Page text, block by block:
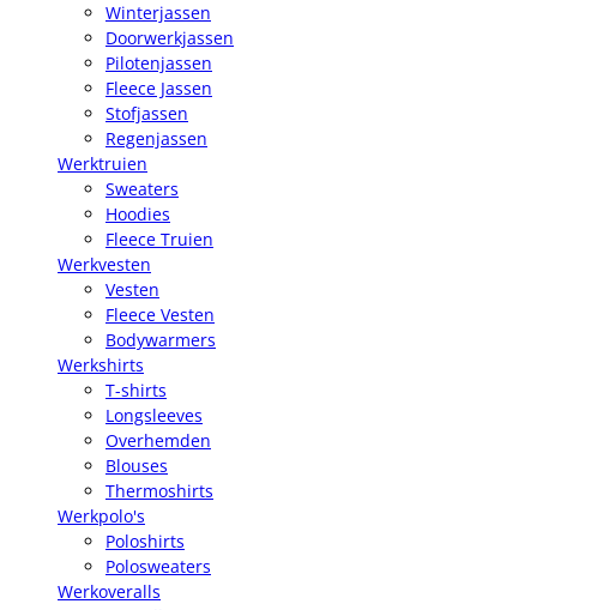
Winterjassen
Doorwerkjassen
Pilotenjassen
Fleece Jassen
Stofjassen
Regenjassen
Werktruien
Sweaters
Hoodies
Fleece Truien
Werkvesten
Vesten
Fleece Vesten
Bodywarmers
Werkshirts
T-shirts
Longsleeves
Overhemden
Blouses
Thermoshirts
Werkpolo's
Poloshirts
Polosweaters
Werkoveralls